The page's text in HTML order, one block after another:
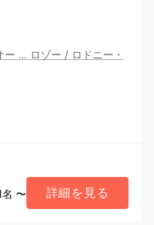
ー … ロゾー / ロドニー・
名 〜 詳細を見る